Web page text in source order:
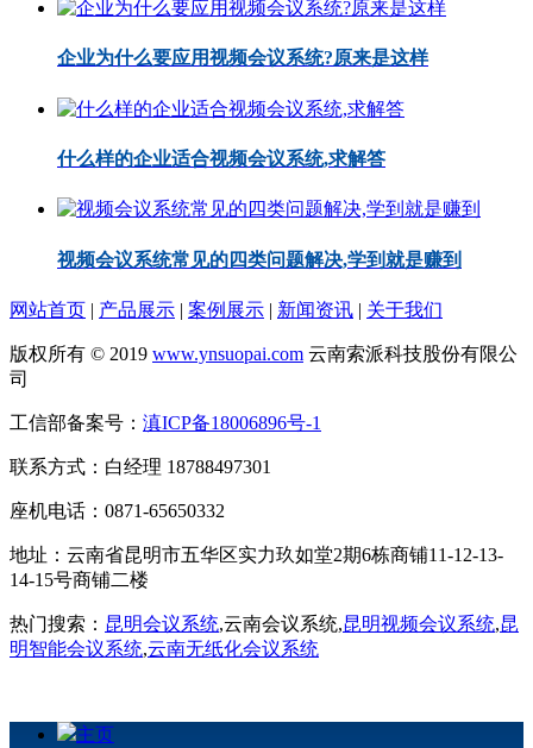
企业为什么要应用视频会议系统?原来是这样
什么样的企业适合视频会议系统,求解答
视频会议系统常见的四类问题解决,学到就是赚到
网站首页 | 产品展示 | 案例展示 | 新闻资讯 | 关于我们
版权所有 © 2019 www.ynsuopai.com 云南索派科技股份有限公
司
工信部备案号： 滇ICP备18006896号-1
联系方式：白经理 18788497301
座机电话：0871-65650332
地址：云南省昆明市五华区实力玖如堂2期6栋商铺11-12-13-
14-15号商铺二楼
热门搜索： 昆明会议系统,云南会议系统,昆明视频会议系统,昆
明智能会议系统,云南无纸化会议系统
主页